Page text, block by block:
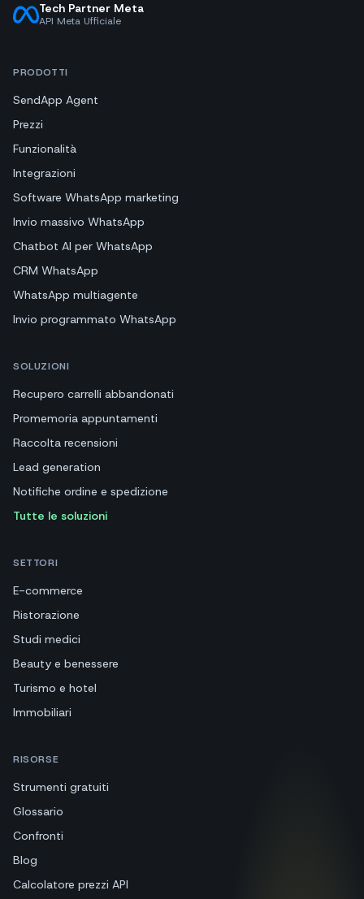
Tech Partner Meta
API Meta Ufficiale
PRODOTTI
SendApp Agent
Prezzi
Funzionalità
Integrazioni
Software WhatsApp marketing
Invio massivo WhatsApp
Chatbot AI per WhatsApp
CRM WhatsApp
WhatsApp multiagente
Invio programmato WhatsApp
SOLUZIONI
Recupero carrelli abbandonati
Promemoria appuntamenti
Raccolta recensioni
Lead generation
Notifiche ordine e spedizione
Tutte le soluzioni
SETTORI
E-commerce
Ristorazione
Studi medici
Beauty e benessere
Turismo e hotel
Immobiliari
RISORSE
Strumenti gratuiti
Glossario
Confronti
Blog
Calcolatore prezzi API